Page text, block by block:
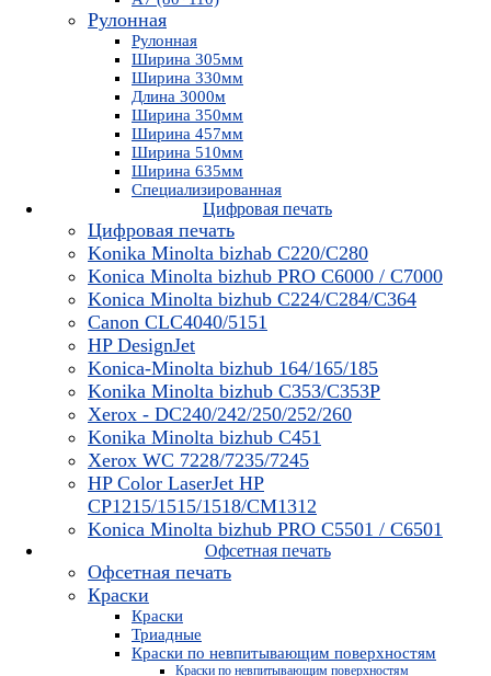
Рулонная
Рулонная
Ширина 305мм
Ширина 330мм
Длина 3000м
Ширина 350мм
Ширина 457мм
Ширина 510мм
Ширина 635мм
Специализированная
Цифровая печать
Цифровая печать
Konika Minolta bizhab C220/C280
Konica Minolta bizhub PRO C6000 / C7000
Konica Minolta bizhub С224/С284/С364
Canon CLC4040/5151
HP DesignJet
Konica-Minolta bizhub 164/165/185
Konika Minolta bizhub C353/C353Р
Xerox - DC240/242/250/252/260
Konika Minolta bizhub C451
Xerox WC 7228/7235/7245
HP Color LaserJet HP
CP1215/1515/1518/CM1312
Konica Minolta bizhub PRO С5501 / С6501
Офсетная печать
Офсетная печать
Краски
Краски
Триадные
Краски по невпитывающим поверхностям
Краски по невпитывающим поверхностям